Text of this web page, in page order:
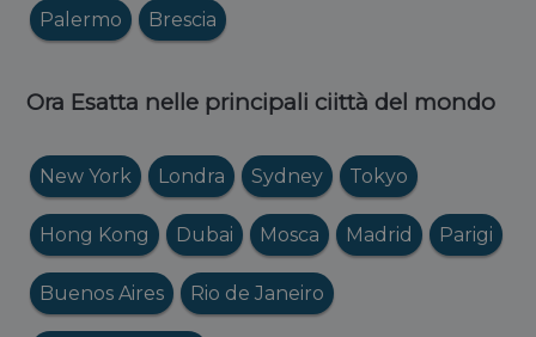
Palermo Brescia
Ora Esatta nelle principali ciittà del mondo
New York Londra Sydney Tokyo
Hong Kong Dubai Mosca Madrid Parigi
Buenos Aires Rio de Janeiro